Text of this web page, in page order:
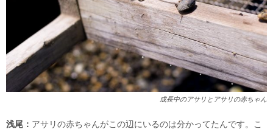
成長中のアサリとアサリの赤ちゃん
浅尾： アサリの赤ちゃんがこの辺にいるのは分かってたんです。こ